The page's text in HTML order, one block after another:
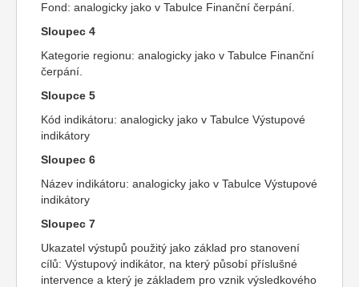
Fond: analogicky jako v Tabulce Finanční čerpání.
Sloupec 4
Kategorie regionu: analogicky jako v Tabulce Finanční
čerpání.
Sloupce 5
Kód indikátoru: analogicky jako v Tabulce Výstupové
indikátory
Sloupec 6
Název indikátoru: analogicky jako v Tabulce Výstupové
indikátory
Sloupec 7
Ukazatel výstupů použitý jako základ pro stanovení
cílů: Výstupový indikátor, na který působí příslušné
intervence a který je základem pro vznik výsledkového